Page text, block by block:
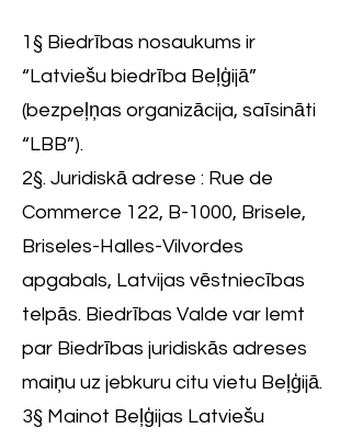
1§ Biedrības nosaukums ir
“Latviešu biedrība Beļģijā”
(bezpeļņas organizācija, saīsināti
“LBB”).
2§. Juridiskā adrese : Rue de
Commerce 122, B-1000, Brisele,
Briseles-Halles-Vilvordes
apgabals, Latvijas vēstniecības
telpās. Biedrības Valde var lemt
par Biedrības juridiskās adreses
maiņu uz jebkuru citu vietu Beļģijā.
3§ Mainot Beļģijas Latviešu